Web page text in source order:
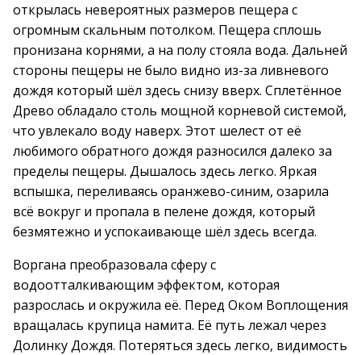
открылась невероятных размеров пещера с
огромным скальным потолком. Пещера сплошь
пронизана корнями, а на полу стояла вода. Дальней
стороны пещеры не было видно из-за ливневого
дождя который шёл здесь снизу вверх. Сплетённое
Древо обладало столь мощной корневой системой,
что увлекало воду наверх. Этот шелест от её
любимого обратного дождя разносился далеко за
пределы пещеры. Дышалось здесь легко. Яркая
вспышка, переливаясь оранжево-синим, озарила
всё вокруг и пропала в пелене дождя, который
безмятежно и успокаивающе шёл здесь всегда.
Воргана преобразовала сферу с
водоотталкивающим эффектом, которая
разрослась и окружила её. Перед Оком Воплощения
вращалась крупица намита. Её путь лежал через
Долинку Дождя. Потеряться здесь легко, видимость